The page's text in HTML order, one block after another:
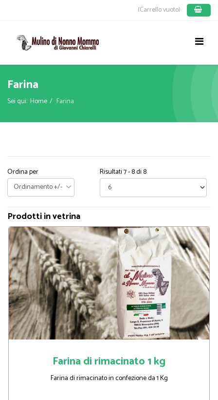
(Carrello vuoto)
Farina
Sei qui: Home Farina
Ordina per
Ordinamento +/-
Risultati 7 - 8 di 8
Prodotti in vetrina
Farina di rimacinato 1 kg
Farina di rimacinato in confezione da 1 Kg